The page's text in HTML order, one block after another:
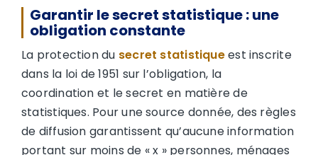
Garantir le secret statistique : une
obligation constante
La protection du secret statistiqueest inscrite
dans la loi de 1951 sur l’obligation, la
coordination et le secret en matière de
statistiques. Pour une source donnée, des règles
de diffusion garantissent qu’aucune information
portant sur moins de « x » personnes, ménages